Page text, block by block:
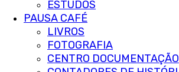
ESTUDOS
PAUSA CAFÉ
LIVROS
FOTOGRAFIA
CENTRO DOCUMENTAÇÃO